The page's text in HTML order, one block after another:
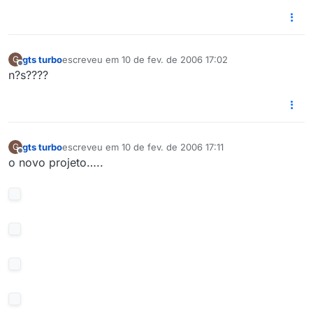
G
Offline
gts turboescreveu em 10 de fev. de 2006 17:02
última edição por
n?s????
G gts turboescreveu em 10 de fev. de 2006 17:11
última edição por
o novo projeto…..